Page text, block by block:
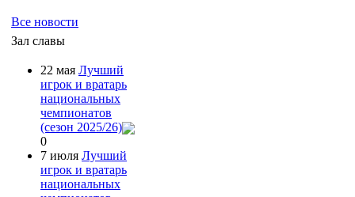
Все новости
Зал славы
22 мая Лучший
игрок и вратарь
национальных
чемпионатов
(сезон 2025/26)
0
7 июля Лучший
игрок и вратарь
национальных